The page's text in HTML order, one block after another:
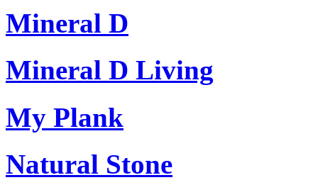
Mineral D
Mineral D Living
My Plank
Natural Stone